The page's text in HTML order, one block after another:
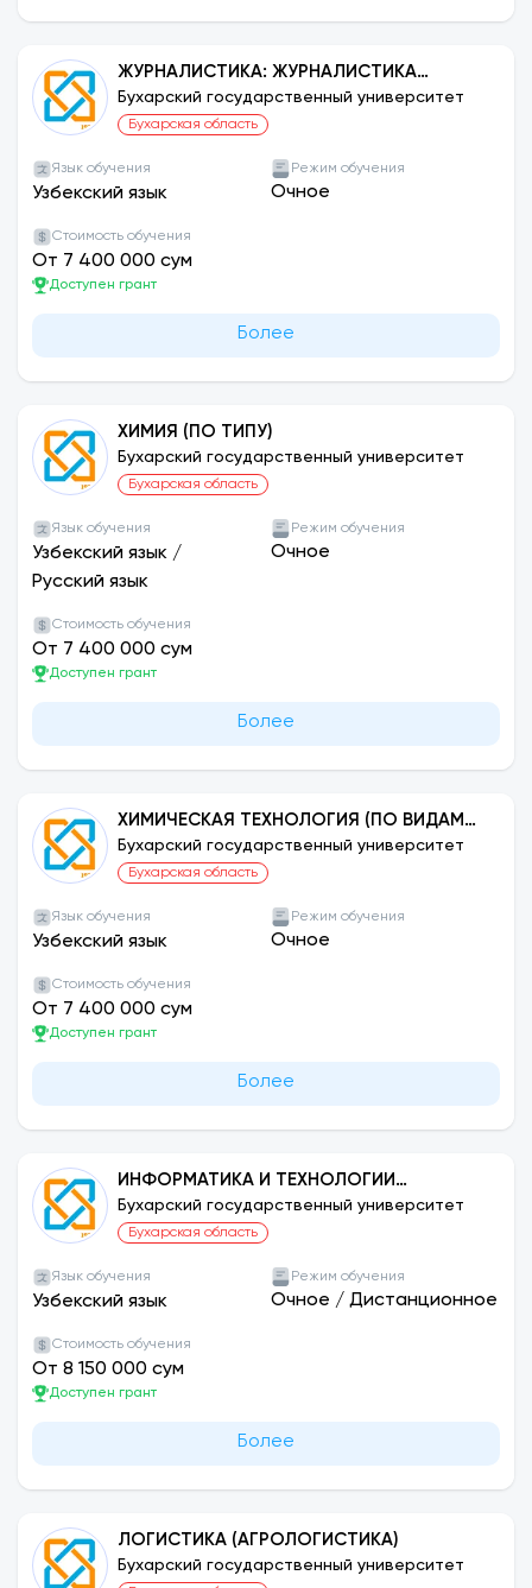
ЖУРНАЛИСТИКА: ЖУРНАЛИСТИКА
ПЕЧАТНЫХ СМИ
Бухарский государственный университет
Бухарская область
Язык обучения
Узбекский язык
Режим обучения
Очное
Стоимость обучения
От 7 400 000 сум
Доступен грант
Более
ХИМИЯ (ПО ТИПУ)
Бухарский государственный университет
Бухарская область
Язык обучения
Узбекский язык /
Русский язык
Режим обучения
Очное
Стоимость обучения
От 7 400 000 сум
Доступен грант
Более
ХИМИЧЕСКАЯ ТЕХНОЛОГИЯ (ПО ВИДАМ
ПРОИЗВОДСТВА)
Бухарский государственный университет
Бухарская область
Язык обучения
Узбекский язык
Режим обучения
Очное
Стоимость обучения
От 7 400 000 сум
Доступен грант
Более
ИНФОРМАТИКА И ТЕХНОЛОГИИ
ПРОГРАММИРОВАНИЯ (ПО
НАПРАВЛЕНИЯМ)
Бухарский государственный университет
Бухарская область
Язык обучения
Узбекский язык
Режим обучения
Очное / Дистанционное
Стоимость обучения
От 8 150 000 сум
Доступен грант
Более
ЛОГИСТИКА (АГРОЛОГИСТИКА)
Бухарский государственный университет